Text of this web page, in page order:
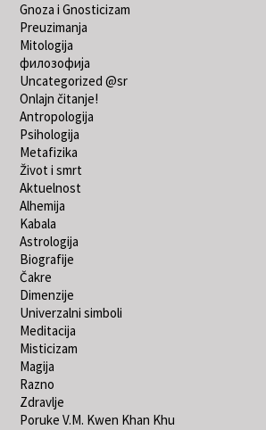
Gnoza i Gnosticizam
Preuzimanja
Mitologija
филозофија
Uncategorized @sr
Onlajn čitanje!
Antropologija
Psihologija
Metafizika
Život i smrt
Aktuelnost
Alhemija
Kabala
Astrologija
Biografije
Čakre
Dimenzije
Univerzalni simboli
Meditacija
Misticizam
Magija
Razno
Zdravlje
Poruke V.M. Kwen Khan Khu